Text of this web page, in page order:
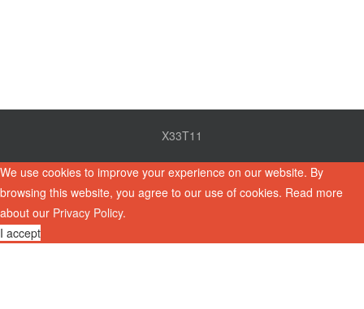
X33T11
We use cookies to improve your experience on our website. By
browsing this website, you agree to our use of cookies. Read more
about our Privacy Policy.
I accept